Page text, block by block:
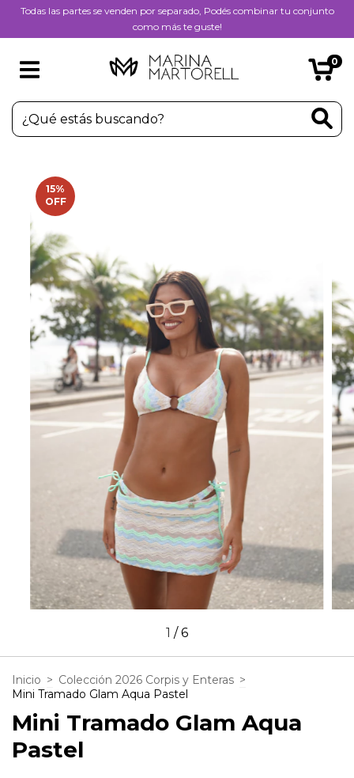
Todas las partes se venden por separado, Podés combinar tu conjunto
como más te guste!
0
15%
OFF
1 /6
Inicio > Colección 2026 Corpis y Enteras >
Mini Tramado Glam Aqua Pastel
Mini Tramado Glam Aqua
Pastel